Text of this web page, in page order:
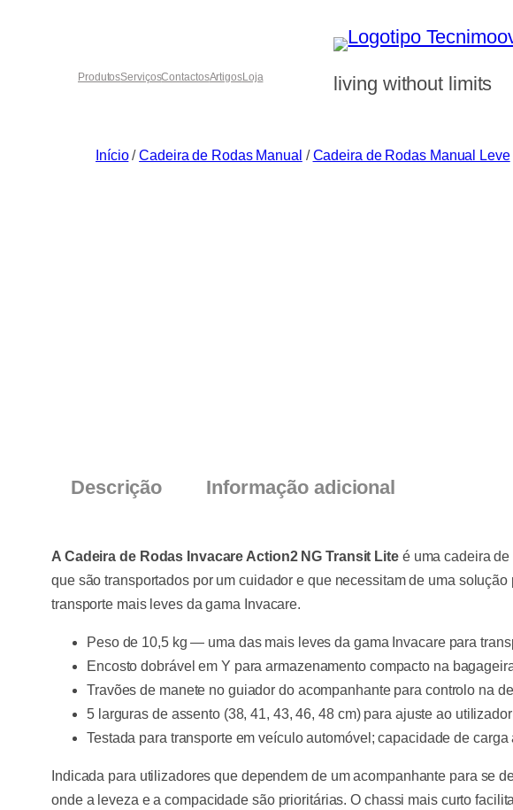
ProdutosServiçosContactosArtigosLoja living without limits
Início/Cadeira de Rodas Manual /Cadeira de Rodas Manual Leve
Descrição
Informação adicional
A Cadeira de Rodas Invacare Action2 NG Transit Liteé uma cadeira de
que são transportados por um cuidador e que necessitam de uma
transporte mais leves da gama Invacare.
Peso de 10,5 kg — uma das mais leves da gama Invacare para
Encosto dobrável em Y para armazenamento compacto na
Travões de manete no guiador do acompanhante para controlo na
5 larguras de assento (38, 41, 43, 46, 48 cm) para ajuste ao utilizador
Testada para transporte em veículo automóvel; capacidade de carga
Indicada para utilizadores que dependem de um acompanhante para se
onde a leveza e a compacidade são prioritárias. O chassi mais curto